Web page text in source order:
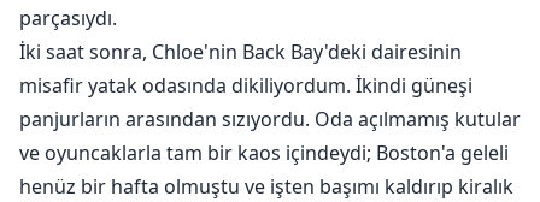
parçasıydı.
İki saat sonra, Chloe'nin Back Bay'deki dairesinin
misafir yatak odasında dikiliyordum. İkindi güneşi
panjurların arasından sızıyordu. Oda açılmamış kutular
ve oyuncaklarla tam bir kaos içindeydi; Boston'a geleli
henüz bir hafta olmuştu ve işten başımı kaldırıp kiralık